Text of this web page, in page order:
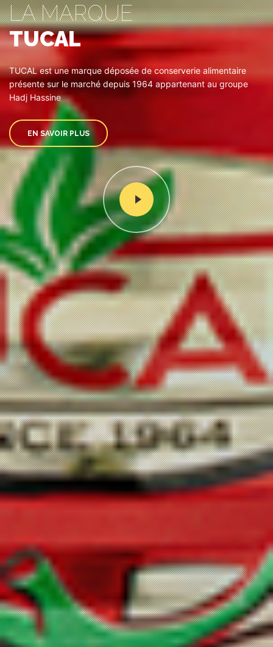
LA MARQUE
TUCAL
TUCAL est une marque déposée de conserverie alimentaire
présente sur le marché depuis 1964 appartenant au groupe
Hadj Hassine
EN SAVOIR PLUS